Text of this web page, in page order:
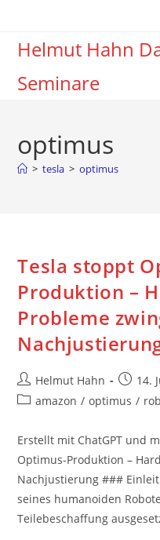
springenHelmut Hahn
Seminare
optimus
> tesla > optimus
Tesla stoppt
Produktion –
Probleme
Beitrags-
Autor:
Helmut Hahn
Beitrag
14.
Beitrags-
amazon / optimus /
Erstellt mit ChatGPT und
Optimus-Produktion –
Nachjustierung ###
seines humanoiden
Teilebeschaffung